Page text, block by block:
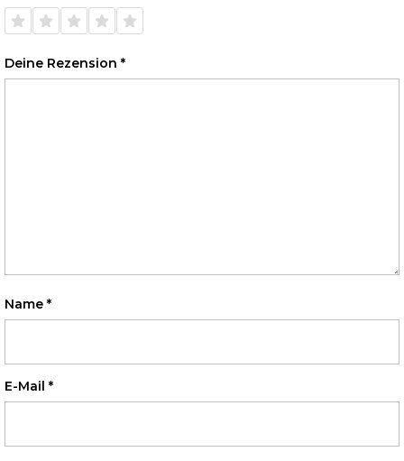
1 von
5 Sternen
2 von
5 Sternen
3 von
5 Sternen
4 von
5 Sternen
5 von
5 Sternen
Deine Rezension *
Name *
E-Mail *